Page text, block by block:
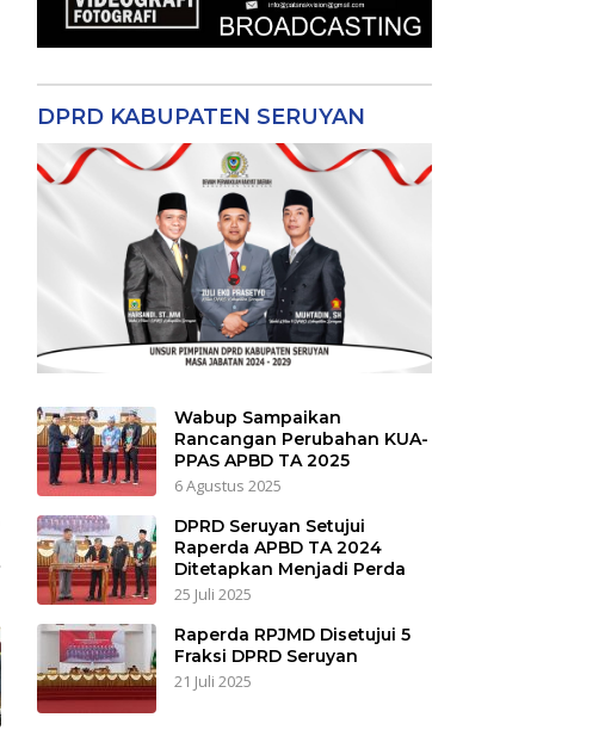
DPRD KABUPATEN SERUYAN
Wabup Sampaikan
Rancangan Perubahan KUA-
PPAS APBD TA 2025
6 Agustus 2025
DPRD Seruyan Setujui
Raperda APBD TA 2024
Ditetapkan Menjadi Perda
25 Juli 2025
Raperda RPJMD Disetujui 5
Fraksi DPRD Seruyan
21 Juli 2025